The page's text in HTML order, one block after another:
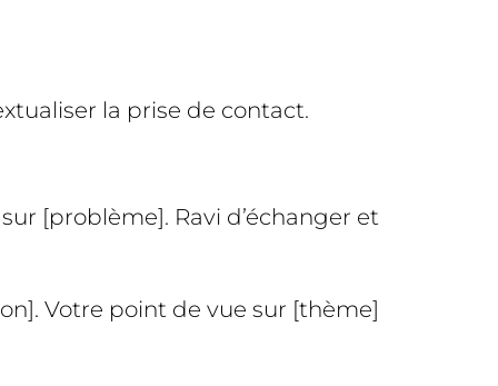
la prise de contact.
[problème]. Ravi d’échanger et
Votre point de vue sur [thème]